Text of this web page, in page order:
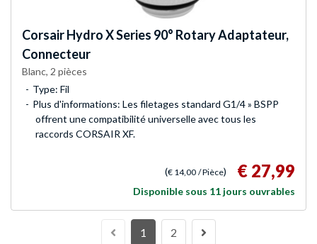
CorsairHydro X Series 90° Rotary Adaptateur,
Connecteur
Blanc, 2 pièces
Type: Fil
Plus d'informations: Les filetages standard G1/4 » BSPP
offrent une compatibilité universelle avec tous les
raccords CORSAIR XF.
(€ 14,00 / Pièce) € 27,99
Disponible sous 11 jours ouvrables
1 2